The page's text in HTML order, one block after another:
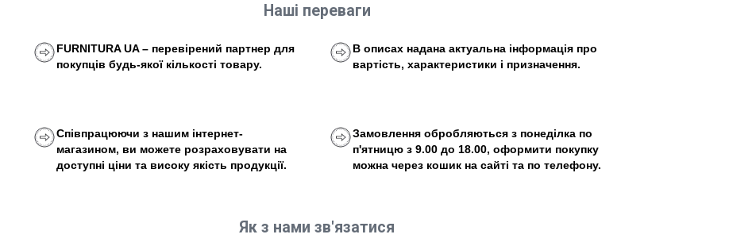
Наші переваги
FURNITURA UA – перевірений партнер для
покупців будь-якої кількості товару.
В описах надана актуальна інформація про
вартість, характеристики і призначення.
Співпрацюючи з нашим інтернет-
магазином, ви можете розраховувати на
доступні ціни та високу якість продукції.
Замовлення обробляються з понеділка по
п'ятницю з 9.00 до 18.00, оформити покупку
можна через кошик на сайті та по телефону.
Як з нами зв'язатися